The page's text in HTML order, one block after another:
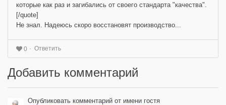
которые как раз и загибались от своего стандарта "качества".
[/quote]
Не знал. Надеюсь скоро восстановят производство...
0 Ответить
Добавить комментарий
Опубликовать комментарий от имени гостя